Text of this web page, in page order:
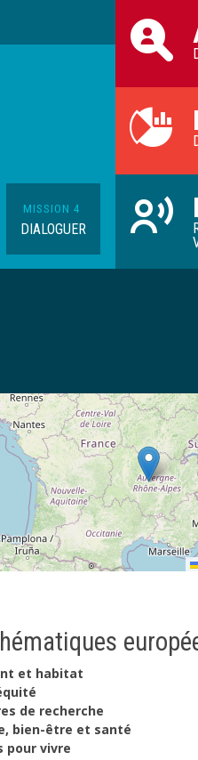
MISSION 4
DIALOGUER
ILVV
et habitat
de recherche
bien-être et santé
pour vivre